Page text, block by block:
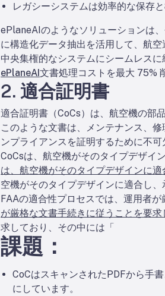
レガシーシステムは効率的な保存
ePlaneAIのようなソリューションは
に構造化データ抽出を活用して、航
中央集権的なシステムにシームレス
ePlaneAI 文書処理コストを最大 75%
2. 適合証明書
適合証明書（CoCs）は、航空機の部
このような文書は、メンテナンス、
ンプライアンスを証明するために不可
CoCsは、航空機がそのタイプデザイ
は、航空機がそのタイプデザインに
空機がそのタイプデザインに適合し
FAAの適合性プロセスでは、運用者
が厳格な文書手続きに従うことを要求
求しており、その中には「
課題：
CoCはスキャンされたPDFから手
にしています。